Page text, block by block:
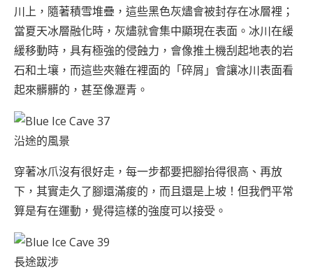
川上，隨著積雪堆疊，這些黑色灰燼會被封存在冰層裡；
當夏天冰層融化時，灰燼就會集中顯現在表面。冰川在緩
緩移動時，具有極強的侵蝕力，會像推土機刮起地表的岩
石和土壤，而這些夾雜在裡面的「碎屑」會讓冰川表面看
起來髒髒的，甚至像瀝青。
沿途的風景
穿著冰爪沒有很好走，每一步都要把腳抬得很高、再放
下，其實走久了腳還滿痠的，而且還是上坡！但我們平常
算是有在運動，覺得這樣的強度可以接受。
長途跋涉